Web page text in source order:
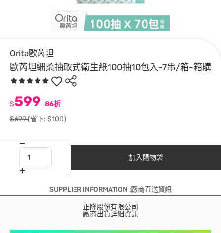
Orita歐芮坦
歐芮坦細柔抽取式衛生紙100抽10包入-7串/箱-箱購
$599 86折
$699(省下: $100)
加入購物袋
SUPPLIER INFORMATION :廠商直送資訊
正隆股份有限公司
廠商出貨詳細資訊